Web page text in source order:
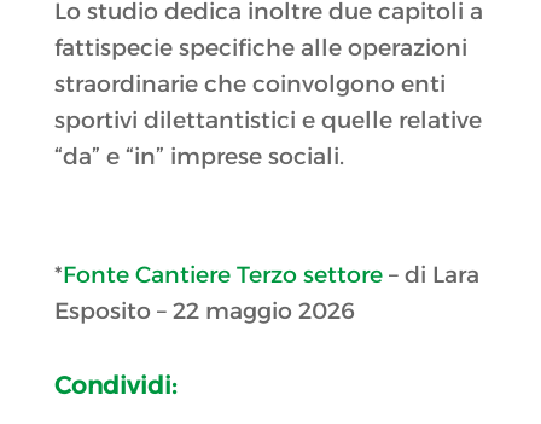
Lo studio dedica inoltre due capitoli a
fattispecie specifiche alle operazioni
straordinarie che coinvolgono enti
sportivi dilettantistici e quelle relative
“da” e “in” imprese sociali.
*Fonte Cantiere Terzo settore– di Lara
Esposito – 22 maggio 2026
Condividi: